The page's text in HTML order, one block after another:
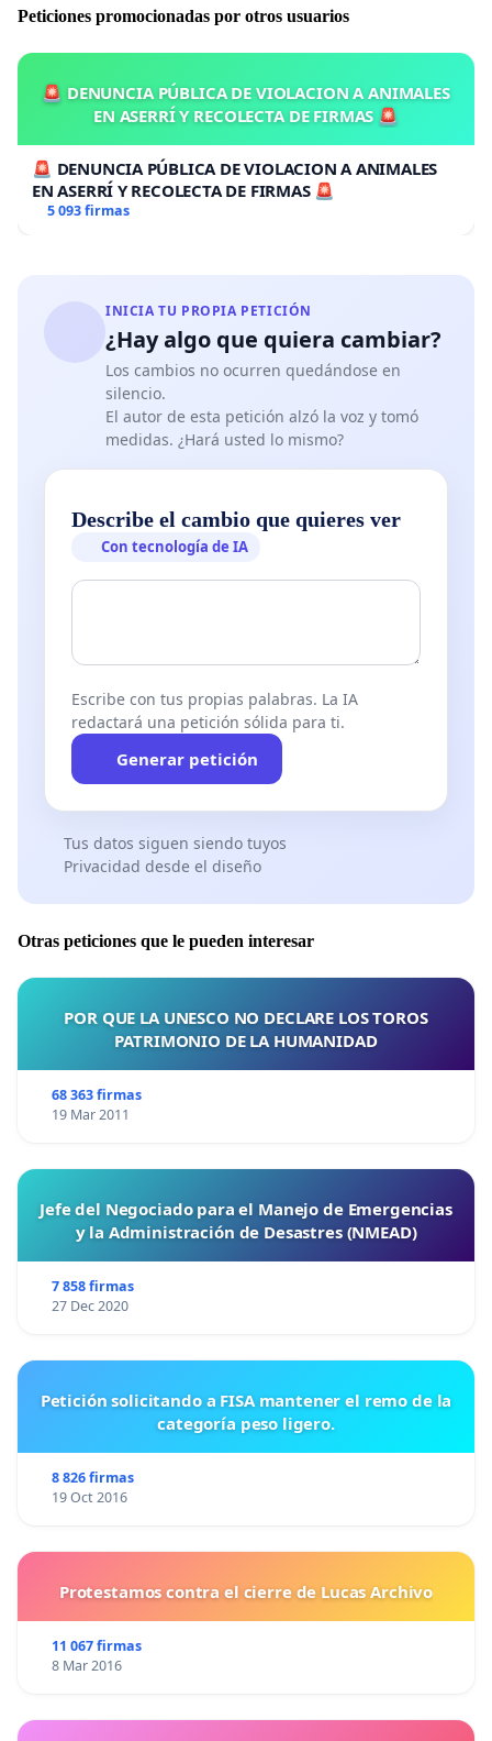
Peticiones promocionadas por otros usuarios
🚨 DENUNCIA PÚBLICA DE VIOLACION A ANIMALES
EN ASERRÍ Y RECOLECTA DE FIRMAS 🚨
🚨 DENUNCIA PÚBLICA DE VIOLACION A ANIMALES
EN ASERRÍ Y RECOLECTA DE FIRMAS 🚨
5 093 firmas
INICIA TU PROPIA PETICIÓN
¿Hay algo que quiera cambiar?
Los cambios no ocurren quedándose en
silencio.
El autor de esta petición alzó la voz y tomó
medidas. ¿Hará usted lo mismo?
Describe el cambio que quieres ver
Con tecnología de IA
Escribe con tus propias palabras. La IA
redactará una petición sólida para ti.
Generar petición
Tus datos siguen siendo tuyos
Privacidad desde el diseño
Otras peticiones que le pueden interesar
POR QUE LA UNESCO NO DECLARE LOS TOROS
PATRIMONIO DE LA HUMANIDAD
68 363 firmas
19 Mar 2011
Jefe del Negociado para el Manejo de Emergencias
y la Administración de Desastres (NMEAD)
7 858 firmas
27 Dec 2020
Petición solicitando a FISA mantener el remo de la
categoría peso ligero.
8 826 firmas
19 Oct 2016
Protestamos contra el cierre de Lucas Archivo
11 067 firmas
8 Mar 2016